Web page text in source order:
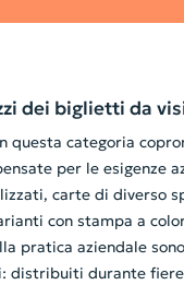
dei biglietti da
questa categoria
per le esigenze
carte di diverso
con stampa a
pratica aziendale
distribuiti durante